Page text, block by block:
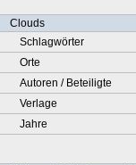
Clouds
Schlagwörter
Orte
Autoren / Beteiligte
Verlage
Jahre